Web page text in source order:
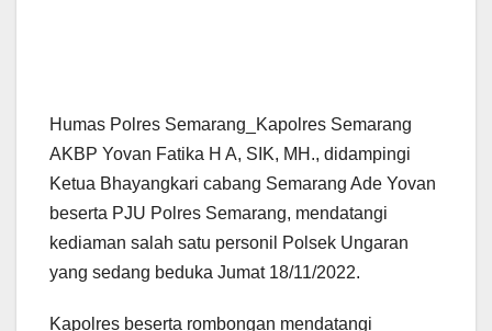
Humas Polres Semarang_Kapolres Semarang
AKBP Yovan Fatika H A, SIK, MH., didampingi
Ketua Bhayangkari cabang Semarang Ade Yovan
beserta PJU Polres Semarang, mendatangi
kediaman salah satu personil Polsek Ungaran
yang sedang beduka Jumat 18/11/2022.
Kapolres beserta rombongan mendatangi